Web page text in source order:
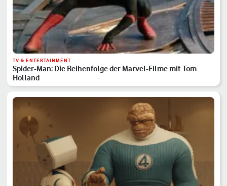
TV & ENTERTAINMENT
Spider-Man: Die Reihenfolge der Marvel-Filme mit Tom
Holland